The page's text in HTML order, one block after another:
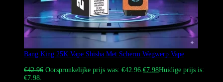
Bang King 25K Vape Shisha Met Scherm Wegwerp Vape
€42.96 Oorspronkelijke prijs was: €42.96.€7.98Huidige prijs is:
€7.98.